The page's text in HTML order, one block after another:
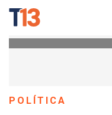
POLÍTICA